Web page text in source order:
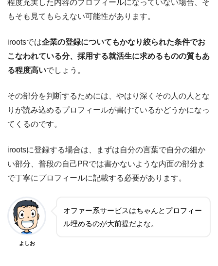
程度充実した内容のプロフィールになっていない場合、そ
もそも見てもらえない可能性があります。
irootsでは企業の登録についてもかなり絞られた条件でお
こなわれている分、採用する就活生に求めるものの質もあ
る程度高いでしょう。
その部分を判断するためには、やはり深くその人の人とな
りが読み込めるプロフィールが書けているかどうかになっ
てくるのです。
irootsに登録する場合は、まずは自分の言葉で自分の細か
い部分、普段の自己PRでは書かないような内面の部分ま
で丁寧にプロフィールに記載する必要があります。
よしお
オファー系サービスはちゃんとプロフィー
ル埋めるのが大前提だよな。